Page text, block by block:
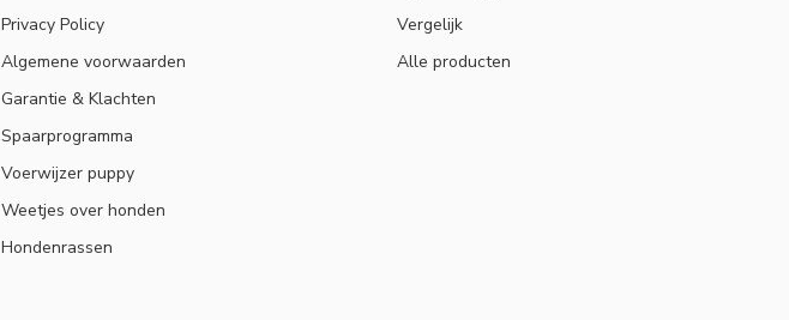
Privacy Policy
Algemene voorwaarden
Garantie & Klachten
Spaarprogramma
Voerwijzer puppy
Weetjes over honden
Hondenrassen
Vergelijk
Alle producten